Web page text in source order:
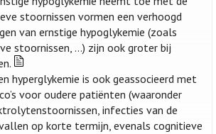
stoornissen vormen een verhoogd
van ernstige hypoglykemie (zoals
stoornissen, …) zijn ook groter bij
hyperglykemie is ook geassocieerd met
voor oudere patiënten (waaronder
infecties van de
op korte termijn, evenals cognitieve